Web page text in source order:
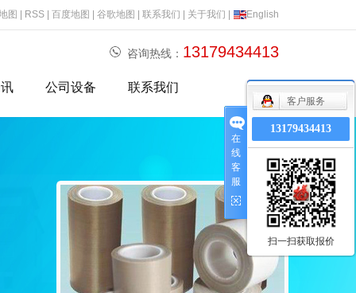
图 RSS 百度地图 谷歌地图 联系我们 关于我们 English
咨询热线： 13179434413
公司设备 联系我们
在
线
客
服
客户服务
13179434413
扫一扫获取报价